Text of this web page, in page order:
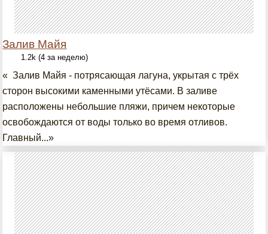
Залив Майя
1.2k (4 за неделю)
« Залив Майя - потрясающая лагуна, укрытая с трёх
сторон высокими каменными утёсами. В заливе
расположены небольшие пляжи, причем некоторые
освобождаются от воды только во время отливов.
Главный...»